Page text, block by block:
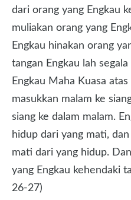
dari orang yang Engkau
muliakan orang yang
Engkau hinakan orang
tangan Engkau lah
Engkau Maha Kuasa
masukkan malam ke
siang ke dalam malam.
hidup dari yang mati,
mati dari yang hidup.
yang Engkau kehendaki
26-27)